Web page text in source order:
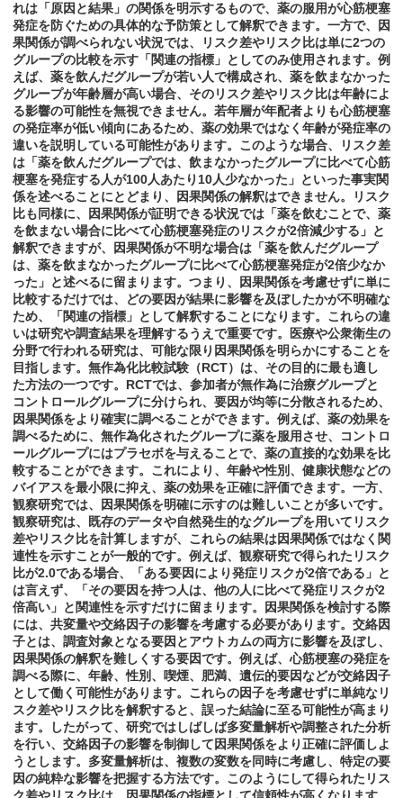
れは「原因と結果」の関係を明示するもので、薬の服用が心筋梗塞
発症を防ぐための具体的な予防策として解釈できます。一方で、因
果関係が調べられない状況では、リスク差やリスク比は単に2つの
グループの比較を示す「関連の指標」としてのみ使用されます。例
えば、薬を飲んだグループが若い人で構成され、薬を飲まなかった
グループが年齢層が高い場合、そのリスク差やリスク比は年齢によ
る影響の可能性を無視できません。若年層が年配者よりも心筋梗塞
の発症率が低い傾向にあるため、薬の効果ではなく年齢が発症率の
違いを説明している可能性があります。このような場合、リスク差
は「薬を飲んだグループでは、飲まなかったグループに比べて心筋
梗塞を発症する人が100人あたり10人少なかった」といった事実関
係を述べることにとどまり、因果関係の解釈はできません。リスク
比も同様に、因果関係が証明できる状況では「薬を飲むことで、薬
を飲まない場合に比べて心筋梗塞発症のリスクが2倍減少する」と
解釈できますが、因果関係が不明な場合は「薬を飲んだグループ
は、薬を飲まなかったグループに比べて心筋梗塞発症が2倍少なか
った」と述べるに留まります。つまり、因果関係を考慮せずに単に
比較するだけでは、どの要因が結果に影響を及ぼしたかが不明確な
ため、「関連の指標」として解釈することになります。これらの違
いは研究や調査結果を理解するうえで重要です。医療や公衆衛生の
分野で行われる研究は、可能な限り因果関係を明らかにすることを
目指します。無作為化比較試験（RCT）は、その目的に最も適し
た方法の一つです。RCTでは、参加者が無作為に治療グループと
コントロールグループに分けられ、要因が均等に分散されるため、
因果関係をより確実に調べることができます。例えば、薬の効果を
調べるために、無作為化されたグループに薬を服用させ、コントロ
ールグループにはプラセボを与えることで、薬の直接的な効果を比
較することができます。これにより、年齢や性別、健康状態などの
バイアスを最小限に抑え、薬の効果を正確に評価できます。一方、
観察研究では、因果関係を明確に示すのは難しいことが多いです。
観察研究は、既存のデータや自然発生的なグループを用いてリスク
差やリスク比を計算しますが、これらの結果は因果関係ではなく関
連性を示すことが一般的です。例えば、観察研究で得られたリスク
比が2.0である場合、「ある要因により発症リスクが2倍である」と
は言えず、「その要因を持つ人は、他の人に比べて発症リスクが2
倍高い」と関連性を示すだけに留まります。因果関係を検討する際
には、共変量や交絡因子の影響を考慮する必要があります。交絡因
子とは、調査対象となる要因とアウトカムの両方に影響を及ぼし、
因果関係の解釈を難しくする要因です。例えば、心筋梗塞の発症を
調べる際に、年齢、性別、喫煙、肥満、遺伝的要因などが交絡因子
として働く可能性があります。これらの因子を考慮せずに単純なリ
スク差やリスク比を解釈すると、誤った結論に至る可能性が高まり
ます。したがって、研究ではしばしば多変量解析や調整された分析
を行い、交絡因子の影響を制御して因果関係をより正確に評価しよ
うとします。多変量解析は、複数の変数を同時に考慮し、特定の要
因の純粋な影響を把握する方法です。このようにして得られたリス